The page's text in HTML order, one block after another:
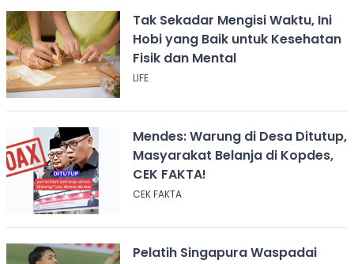
Tak Sekadar Mengisi Waktu, Ini
Hobi yang Baik untuk Kesehatan
Fisik dan Mental
LIFE
Mendes: Warung di Desa Ditutup,
Masyarakat Belanja di Kopdes,
CEK FAKTA!
CEK FAKTA
Pelatih Singapura Waspadai